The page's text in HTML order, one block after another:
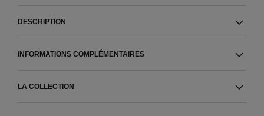
DESCRIPTION
INFORMATIONS COMPLÉMENTAIRES
LA COLLECTION